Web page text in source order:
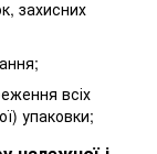
захисних
всіх
упаковки;